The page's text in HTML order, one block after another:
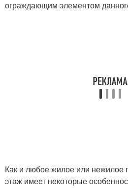
ограждающим элементом
Как и любое жилое или
этаж имеет некоторые